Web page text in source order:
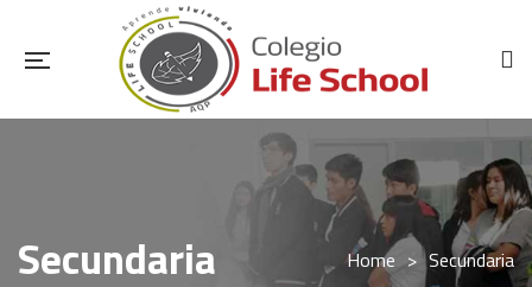
Secundaria Home > Secundaria